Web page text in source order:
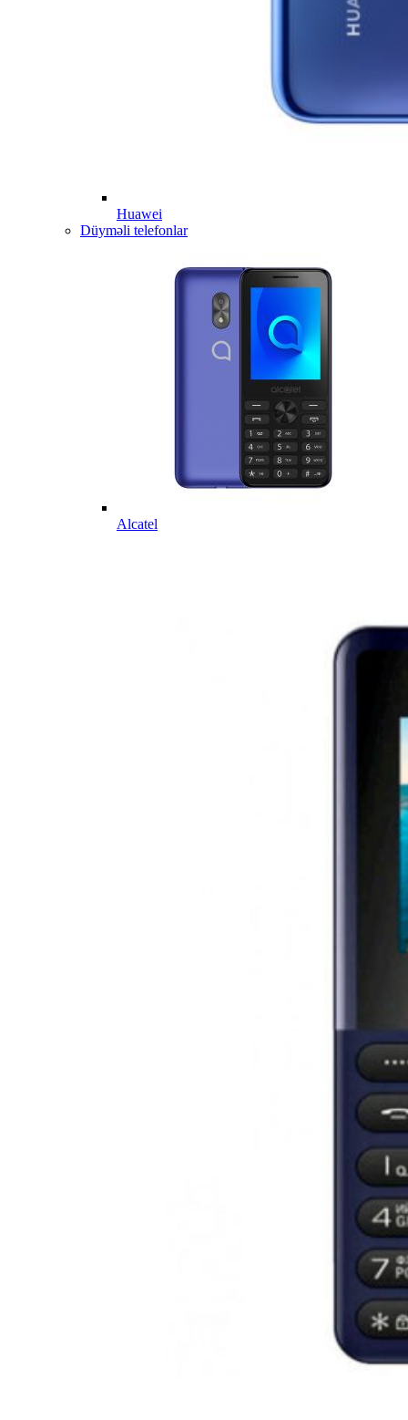
Huawei
Düyməli telefonlar
Alcatel